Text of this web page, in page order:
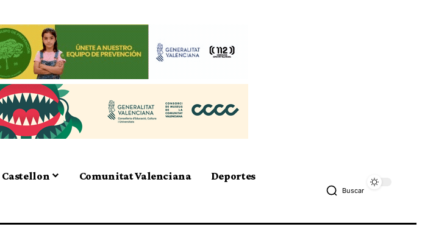
Castellon Comunitat Valenciana Deportes
Buscar